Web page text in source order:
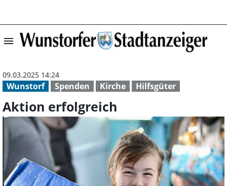
menu Aktion
Wunstorf Spenden Kirche Hilfsgüter
09.03.2025 14:24
Aktion erfolgreich